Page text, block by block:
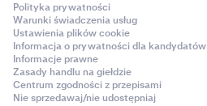
Polityka prywatności
Warunki świadczenia usług
Ustawienia plików cookie
Informacja o prywatności dla kandydatów
Informacje prawne
Zasady handlu na giełdzie
Centrum zgodności z przepisami
Nie sprzedawaj/nie udostępniaj